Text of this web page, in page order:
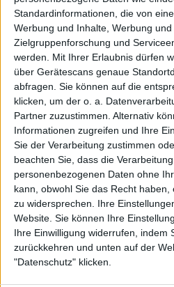
Standardinformationen, die von
Werbung und Inhalte, Werbung und
Zielgruppenforschung und
werden.
Mit Ihrer Erlaubnis dürfen
über Gerätescans genaue
abfragen. Sie können auf die
klicken, um der o. a.
Partner zuzustimmen. Alternativ
Informationen zugreifen und Ihre
Sie der Verarbeitung zustimmen
beachten Sie, dass die
personenbezogenen Daten ohne
kann, obwohl Sie das Recht
zu widersprechen. Ihre
Website. Sie können Ihre
Ihre Einwilligung widerrufen, indem
zurückkehren und unten auf der
"Datenschutz" klicken.
Auf DESMONDO findet Ihr
individuelles, gemütliches und
die aktuellsten
neuesten Smart Home
About
DESMONDO Suche
Kooperationen
Rechtliches
Impressum
Datenschutz
Sitemap